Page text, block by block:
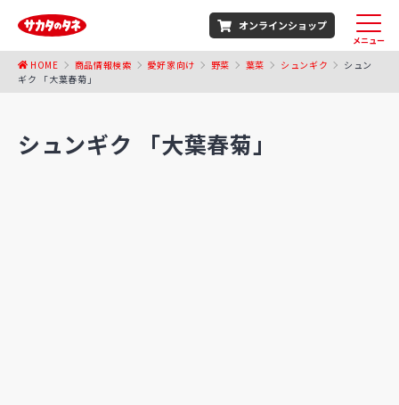
オンラインショップ
メニュー
HOME 商品情報検索 愛好家向け 野菜 葉菜 シュンギク
シュン
ギク 「大葉春菊」
シュンギク 「大葉春菊」